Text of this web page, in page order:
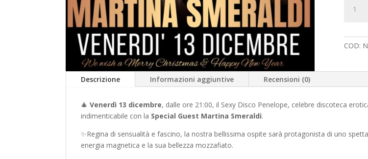
Natale
Martina
COD:
Descrizione Informazioni aggiuntive Recensioni (0)
🎄Venerdì 13 dicembre, dalle ore 21:00, il Sexy Disco Penelope, celebre discoteca
indimenticabile con la Special Guest Martina Smeraldi.
✨Regina di sensualità e fascino, la nostra bellissima ospite sarà protagonista di uno
energia magnetica e la sua bellezza mozzafiato.